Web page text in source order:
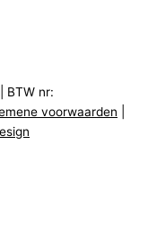
BTW nr:
voorwaarden